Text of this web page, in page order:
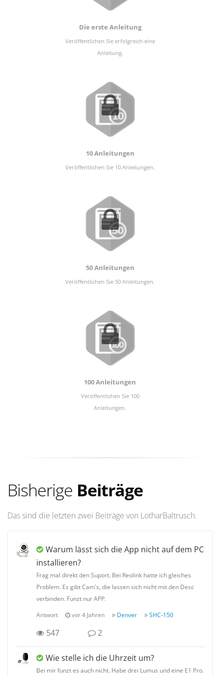
Die erste Anleitung
Veröffentlichen Sie erfolgreich eine
Anleitung.
10 Anleitungen
Veröffentlichen Sie 10 Anleitungen.
50 Anleitungen
Veröffentlichen Sie 50 Anleitungen.
100 Anleitungen
Veröffentlichen Sie 100
Anleitungen.
Bisherige Beiträge
Das sind die letzten zwei Beiträge von LotharBaltrusch.
Warum lässt sich die App nicht auf dem PC
installieren?
Frag mal direkt den Suport. Bei Reolink hatte ich gleiches
Problem. Es gibt Cam's, die lassen sich nicht mit den Desc
verbinden. Funzt nur APP.
Antwort vor 4 Jahren Denver SHC-150
547 2
Wie stelle ich die Uhrzeit um?
Bei mir funzt es auch nicht. Habe drei Lumus und eine E1 Pro.